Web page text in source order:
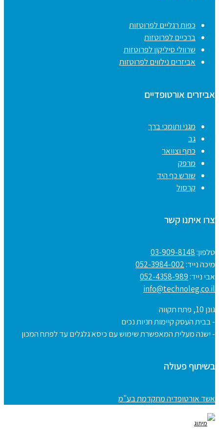
כפות רגליים לפרוטזות
ברכיים לפרוטזות
שרוולי סיליקון לפרוטזות
אביזרים נילווים לפרוטזות
אביזרים אורטופדיים
מגני ותומכי ברך
גב
כתף וצוואר
מרפק
שורש כף היד
קרסול
צרו איתנו קשר
טלפון:03-909-8148
מיכה נייד:052-3984-002
אבי נייד:052-4358-989
info@technoleg.co.il
גונן 10, פתח תקווה
- בבית העסק קיימות חניות נכים
- ישנה מעלית המאפשרת שימוש עם כיסא גלגלים עד לפתח המכון
בשיתוף פעולה
אשד אורטופדיה מתקדמת בע"מ